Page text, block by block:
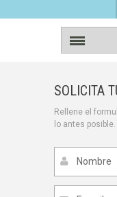
SOLICITA
Rellene el
lo antes posible.